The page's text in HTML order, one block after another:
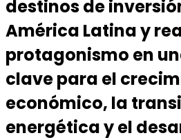
destinos de
América Latina y
protagonismo en
clave para el
económico, la
energética y el